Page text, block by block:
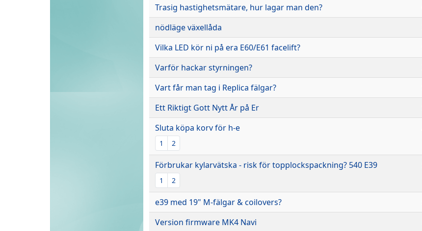
Trasig hastighetsmätare, hur lagar man den?
nödläge växellåda
Vilka LED kör ni på era E60/E61 facelift?
Varför hackar styrningen?
Vart får man tag i Replica fälgar?
Ett Riktigt Gott Nytt År på Er
Sluta köpa korv för h-e
1 2
Förbrukar kylarvätska - risk för topplockspackning? 540 E39
1 2
e39 med 19" M-fälgar & coilovers?
Version firmware MK4 Navi